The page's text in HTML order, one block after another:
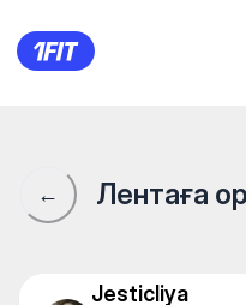
"SADAQ
← Лентаға
Jesticliya